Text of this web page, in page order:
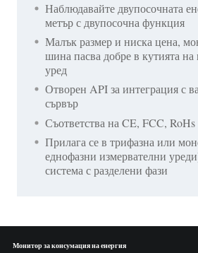
Наблюдавайте двупосочната
метър с двупосочна функция
Малък размер и ниска цена,
шина пасва добре в кутията на
уред
Отворен API за интеграция с
сървър
Съответства на CE, FCC, RoHs
Прилага се в трифазна или
еднофазни измервателни
система с разделени фази
Монитор за консумация на енергия